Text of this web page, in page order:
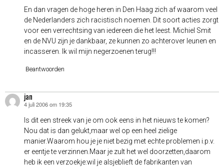
En dan vragen de hoge heren in Den Haag zich af waarom veel
de Nederlanders zich racistisch noemen. Dit soort acties zorgt
voor een verrechtsing van iedereen die het leest. Michiel Smit
en de NVU zijn je dankbaar, ze kunnen zo achterover leunen en
incasseren. Ik wil mijn negerzoenen terug!!!
Beantwoorden
jan
schreef:
4 juli 2006 om 19:35
Is dit een streek van je om ook eens in het nieuws te komen?
Nou dat is dan gelukt,maar wel op een heel zielige
manier.Waarom hou je je niet bezig met echte problemen i.p.v.
er eentje te verzinnen.Maar je zult het wel doorzetten,daarom
heb ik een verzoekje:wil je alsjeblieft de fabrikanten van